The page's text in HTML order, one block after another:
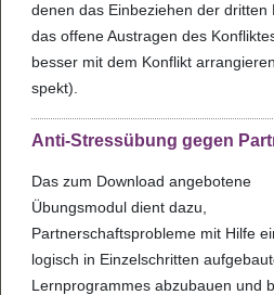
denen das Ein­be­zie­hen der drit­ten
das offene Aus­tra­gen des
bes­ser mit dem Kon­flikt
spekt).
Anti-Stressübung gegen
Das zum Download angebotene
Übungsmodul dient dazu,
Partnerschaftsprobleme mit Hilfe
logisch in Einzelschritten
Lernprogrammes abzubauen und